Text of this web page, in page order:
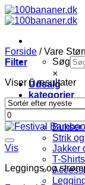
Fortsæt
til
Søg
×
Udsalg
kategorier
Bluser
Kjoler
Bukser
Strik
Jakker
T-Shirts
Forside /Vare
Filter
Viser 6 resultater
Mindste
pris
Vis
Leggings og